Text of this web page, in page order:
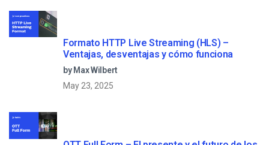
Formato HTTP Live Streaming (HLS) –
Ventajas, desventajas y cómo funciona
by Max Wilbert
May 23, 2025